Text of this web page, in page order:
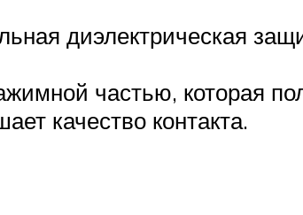
диэлектрическая
частью, которая
качество контакта.